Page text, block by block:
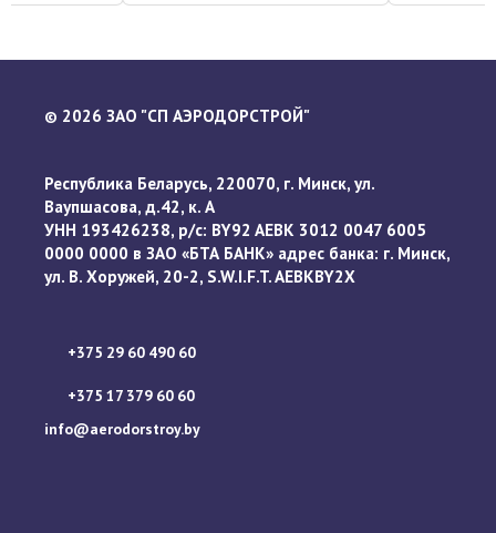
© 2026 ЗАО "СП АЭРОДОРСТРОЙ"
Республика Беларусь, 220070, г. Минск, ул.
Ваупшасова, д.42, к. А
УНН 193426238, р/с: BY92 AEBK 3012 0047 6005
0000 0000 в ЗАО «БТА БАНК» адрес банка: г. Минск,
ул. В. Хоружей, 20-2, S.W.I.F.T. AEBKBY2X
+375 29 60 490 60
+375 17 379 60 60
info@aerodorstroy.by